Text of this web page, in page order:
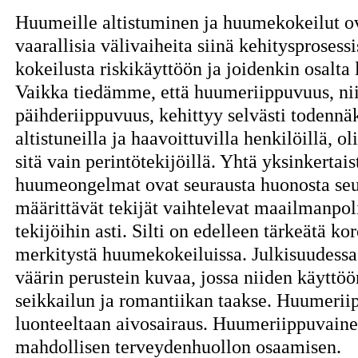
Huumeille altistuminen ja huumekokeilut
vaarallisia välivaiheita siinä
kokeilusta riskikäyttöön ja joidenkin osalta
Vaikka tiedämme, että huumeriippuvuus,
päihderiippuvuus, kehittyy selvästi
altistuneilla ja haavoittuvilla henkilöillä,
sitä vain perintötekijöillä. Yhtä
huumeongelmat ovat seurausta huonosta
määrittävät tekijät vaihtelevat
tekijöihin asti. Silti on edelleen tärkeätä
merkitystä huumekokeiluissa.
väärin perustein kuvaa, jossa niiden
seikkailun ja romantiikan taakse.
luonteeltaan aivosairaus.
mahdollisen terveydenhuollon osaamisen.